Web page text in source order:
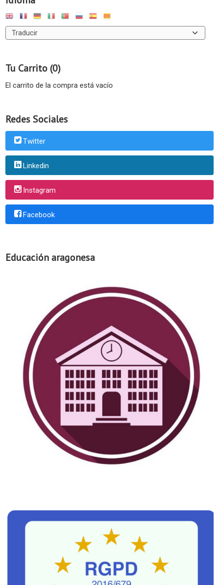
Tu Carrito (0)
El carrito de la compra está vacío
Redes Sociales
Twitter
Linkedin
Instagram
Facebook
Educación aragonesa